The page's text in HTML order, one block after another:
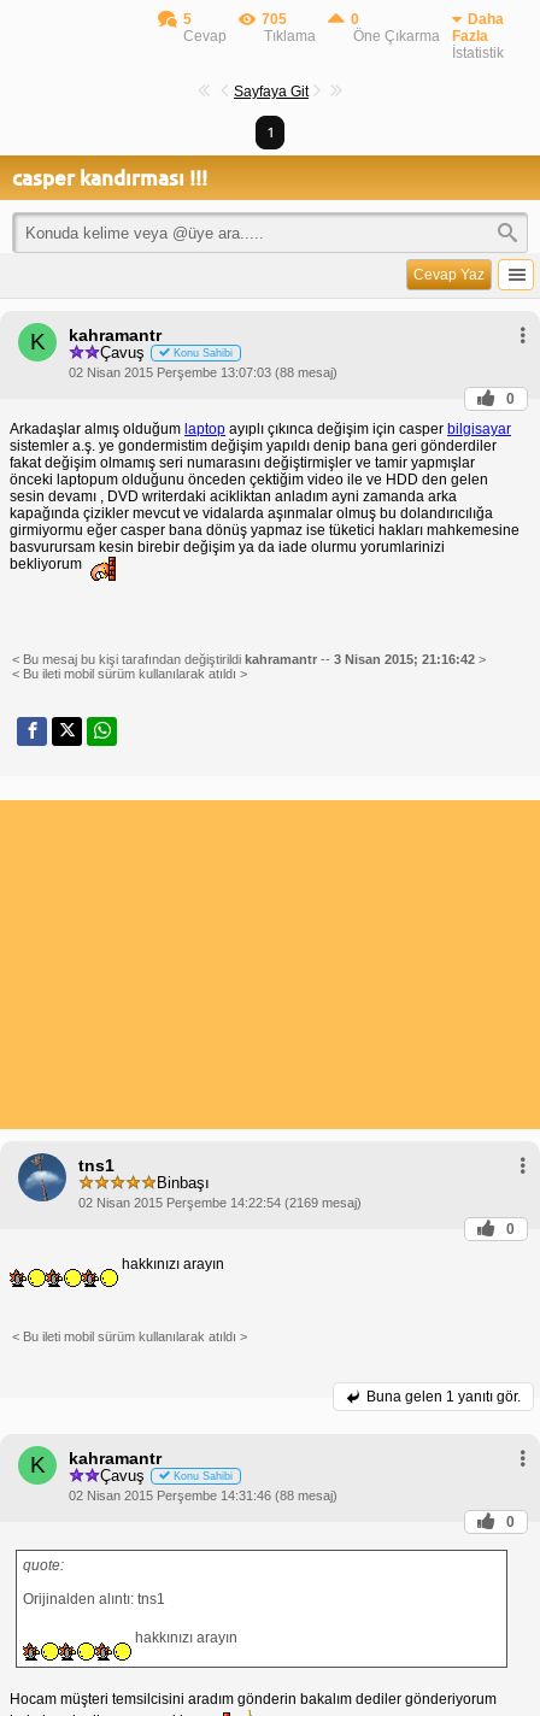
5
Cevap
705
Tıklama
0
Öne Çıkarma
Daha
Fazla
İstatistik
Sayfaya Git
1
casper kandırması !!!
Cevap Yaz
K kahramantr
Çavuş Konu Sahibi
02 Nisan 2015 Perşembe 13:07:03 (88 mesaj)
0
Arkadaşlar almış olduğum laptop ayıplı çıkınca değişim için casper bilgisayar
sistemler a.ş. ye gondermistim değişim yapıldı denip bana geri gönderdiler
fakat değişim olmamış seri numarasını değiştirmişler ve tamir yapmışlar
önceki laptopum olduğunu önceden çektiğim video ile ve HDD den gelen
sesin devamı , DVD writerdaki acikliktan anladım ayni zamanda arka
kapağında çizikler mevcut ve vidalarda aşınmalar olmuş bu dolandırıcılığa
girmiyormu eğer casper bana dönüş yapmaz ise tüketici hakları mahkemesine
basvurursam kesin birebir değişim ya da iade olurmu yorumlarinizi
bekliyorum
< Bu mesaj bu kişi tarafından değiştirildi kahramantr -- 3 Nisan 2015; 21:16:42 >
< Bu ileti mobil sürüm kullanılarak atıldı >
tns1
Binbaşı
02 Nisan 2015 Perşembe 14:22:54 (2169 mesaj)
0
hakkınızı arayın
< Bu ileti mobil sürüm kullanılarak atıldı >
Buna gelen 1 yanıtı gör.
K kahramantr
Çavuş Konu Sahibi
02 Nisan 2015 Perşembe 14:31:46 (88 mesaj)
0
quote:
Orijinalden alıntı: tns1
hakkınızı arayın
Hocam müşteri temsilcisini aradım gönderin bakalım dediler gönderiyorum